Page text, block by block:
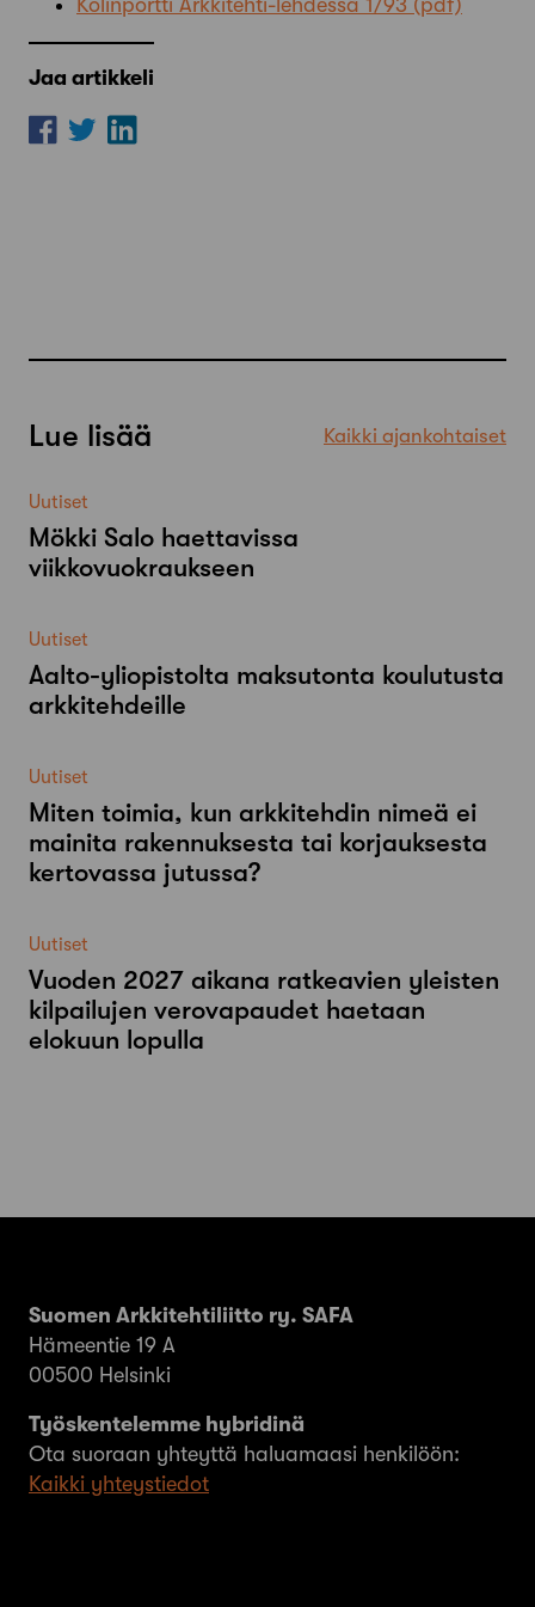
Kolinportti Arkkitehti-lehdessä 1/93
Jaa artikkeli
Lue lisää Kaikki ajankohtaiset
Uutiset
Mökki Salo haettavissa
viikkovuokraukseen
Uutiset
Aalto-​yliopistolta maksutonta koulutusta
arkkitehdeille
Uutiset
Miten toimia, kun arkkitehdin nimeä ei
mainita rakennuksesta tai korjauksesta
kertovassa jutussa?
Uutiset
Vuoden 2027 aikana ratkeavien yleisten
kilpailujen verovapaudet haetaan
elokuun lopulla
Suomen Arkkitehtiliitto ry. SAFA
Hämeentie 19 A
00500 Helsinki
Työskentelemme hybridinä
Ota suoraan yhteyttä haluamaasi henkilöön:
Kaikki yhteystiedot